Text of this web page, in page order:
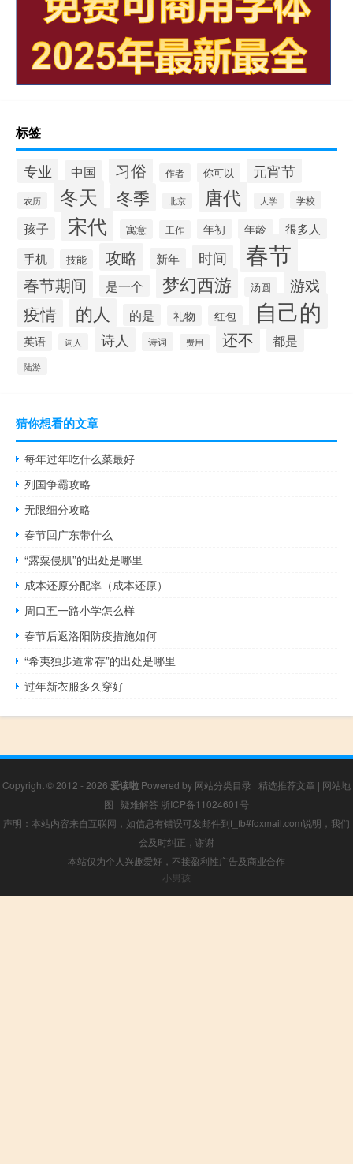
标签
专业 中国 习俗 作者 你可以 元宵节
农历 冬天 冬季 北京 唐代 大学 学校
孩子 宋代 寓意 工作 年初 年龄
很多人
手机
技能 攻略 新年 时间 春节
春节期间 是一个 梦幻西游 汤圆 游戏
疫情 的人 的是 礼物 红包 自己的
英语 词人 诗人 诗词 费用 还不 都是
陆游
猜你想看的文章
每年过年吃什么菜最好
列国争霸攻略
无限细分攻略
春节回广东带什么
“露粟侵肌”的出处是哪里
成本还原分配率（成本还原）
周口五一路小学怎么样
春节后返洛阳防疫措施如何
“希夷独步道常存”的出处是哪里
过年新衣服多久穿好
Copyright © 2012 - 2026 爱读啦 Powered by 网站分类目录 | 精选推荐文章 | 网站地
图 | 疑难解答 浙ICP备11024601号
声明：本站内容来自互联网，如信息有错误可发邮件到f_fb#foxmail.com说明，我们
会及时纠正，谢谢
本站仅为个人兴趣爱好，不接盈利性广告及商业合作
小男孩